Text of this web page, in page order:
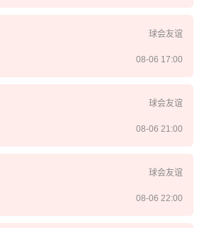
球会友谊
08-06 17:00
球会友谊
08-06 21:00
球会友谊
08-06 22:00